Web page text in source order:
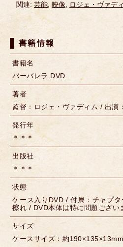
関連: 芸能, 映像, ロジェ・ヴァデ
書籍情報
書籍名
バーバレラ DVD
著者
監督：ロジェ・ヴァディム / 出演
発行年
＊＊＊
出版社
＊＊＊
状態
ケース入りDVD / 付属：チャプ
擦れ / DVD本体は特に問題ござい
サイズ
ケースサイズ：約190×135×13mm